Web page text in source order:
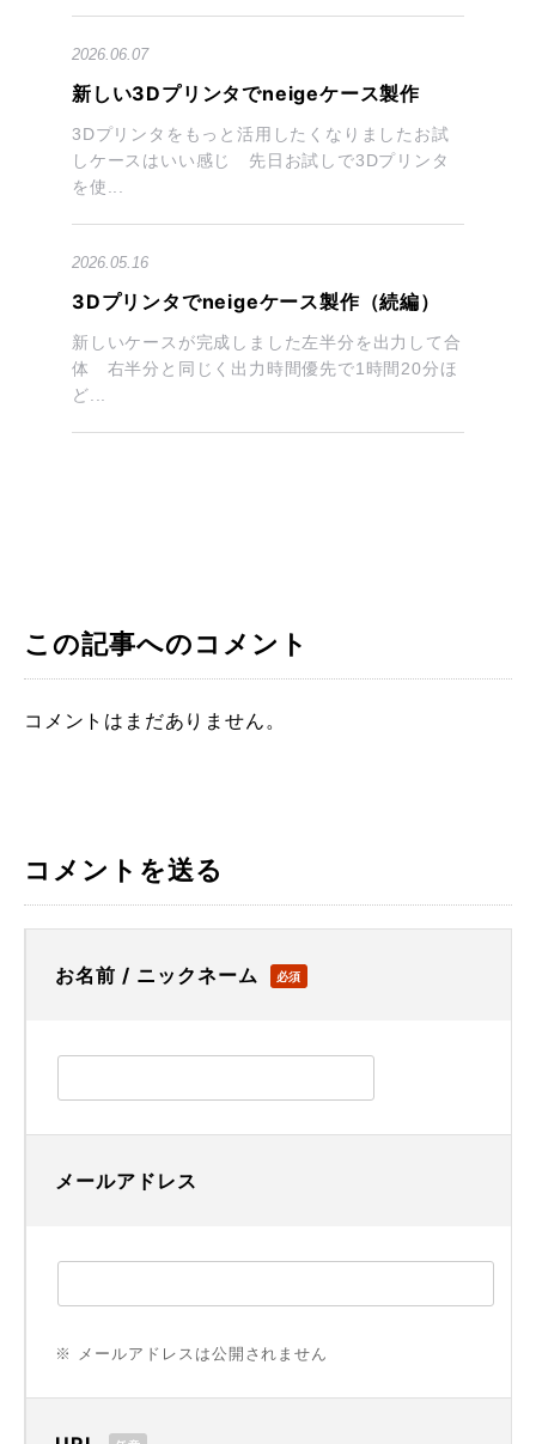
2026.06.07
新しい3Dプリンタでneigeケース製作
3Dプリンタをもっと活用したくなりましたお試
しケースはいい感じ 先日お試しで3Dプリンタ
を使...
2026.05.16
3Dプリンタでneigeケース製作（続編）
新しいケースが完成しました左半分を出力して合
体 右半分と同じく出力時間優先で1時間20分ほ
ど...
この記事へのコメント
コメントはまだありません。
コメントを送る
お名前 / ニックネーム 必須
メールアドレス
※ メールアドレスは公開されません